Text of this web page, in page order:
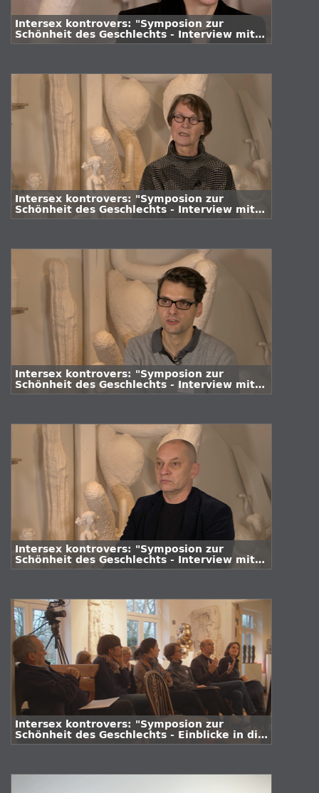
Intersex kontrovers: "Symposion zur
Schönheit des Geschlechts - Interview mit
Dr. Katinka Schweizer"
Intersex kontrovers: "Symposion zur
Schönheit des Geschlechts - Interview mit
Prof. Dr. Konstanze Plett"
Intersex kontrovers: "Symposion zur
Schönheit des Geschlechts - Interview mit
Fabian Vogler"
Intersex kontrovers: "Symposion zur
Schönheit des Geschlechts - Interview mit
PD Dr. Michael Groneberg"
Intersex kontrovers: "Symposion zur
Schönheit des Geschlechts - Einblicke in die
Veranstaltung vom 26.11.2016 im Atelier